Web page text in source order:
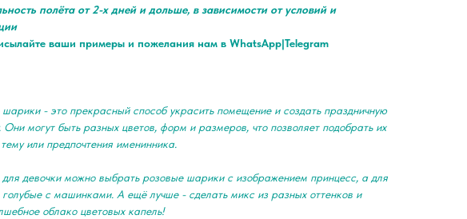
полёта от 2-х дней и дольше, в зависимости от условий и
ваши примеры и пожелания нам в WhatsApp|Telegram
- это прекрасный способ украсить помещение и создать праздничную
Они могут быть разных цветов, форм и размеров, что позволяет подобрать их
или предпочтения именинника.
девочки можно выбрать розовые шарики с изображением принцесс, а для
с машинками. А ещё лучше - сделать микс из разных оттенков и
облако цветовых капель!